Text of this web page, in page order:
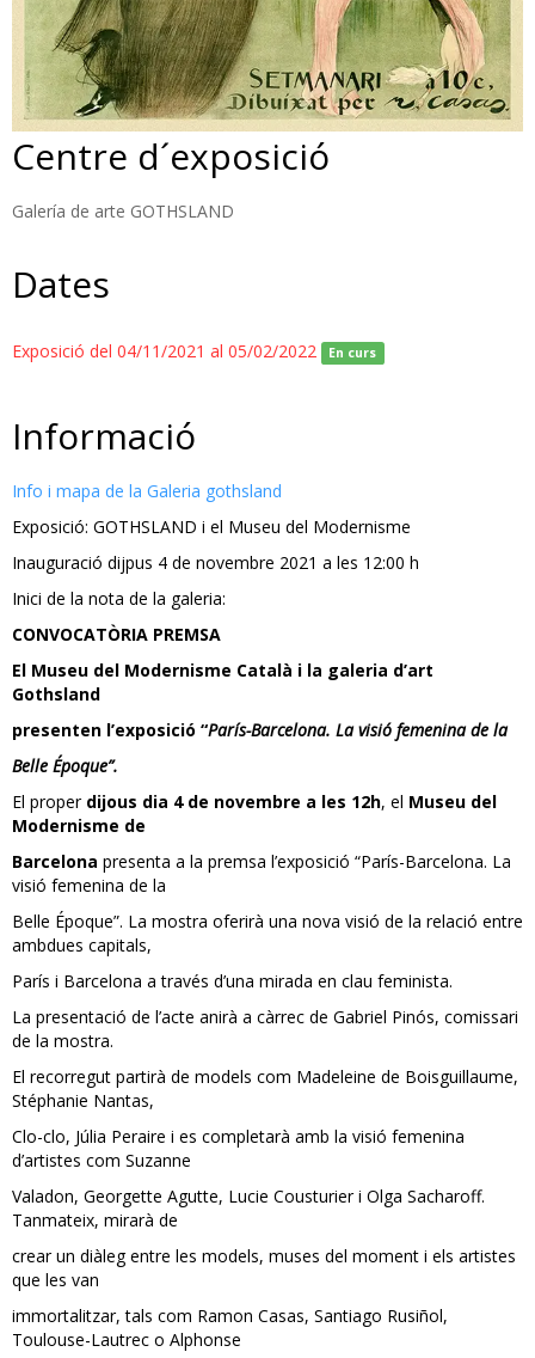
Centre d´exposició
Galería de arte GOTHSLAND
Dates
Exposició del 04/11/2021 al 05/02/2022 En curs
Informació
Info i mapa de la Galeria gothsland
Exposició: GOTHSLAND i el Museu del Modernisme
Inauguració dijpus 4 de novembre 2021 a les 12:00 h
Inici de la nota de la galeria:
CONVOCATÒRIA PREMSA
El Museu del Modernisme Català i la galeria d’art
Gothsland
presenten l’exposició “París-Barcelona. La visió femenina de la
Belle Époque”.
El proper dijous dia 4 de novembre a les 12h, el Museu del
Modernisme de
Barcelona presenta a la premsa l’exposició “París-Barcelona. La
visió femenina de la
Belle Époque”. La mostra oferirà una nova visió de la relació entre
ambdues capitals,
París i Barcelona a través d’una mirada en clau feminista.
La presentació de l’acte anirà a càrrec de Gabriel Pinós, comissari
de la mostra.
El recorregut partirà de models com Madeleine de Boisguillaume,
Stéphanie Nantas,
Clo-clo, Júlia Peraire i es completarà amb la visió femenina
d’artistes com Suzanne
Valadon, Georgette Agutte, Lucie Cousturier i Olga Sacharoff.
Tanmateix, mirarà de
crear un diàleg entre les models, muses del moment i els artistes
que les van
immortalitzar, tals com Ramon Casas, Santiago Rusiñol,
Toulouse-Lautrec o Alphonse